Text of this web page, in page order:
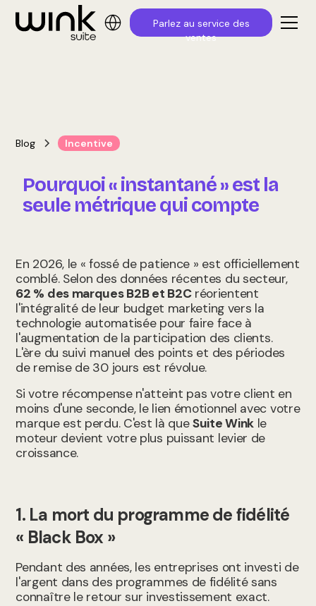
Parlez au service des
ventes
Blog Incentive
Pourquoi « instantané » est la
seule métrique qui compte
En 2026, le « fossé de patience » est officiellement
comblé. Selon des données récentes du secteur,
62 % des marques B2B et B2Créorientent
l'intégralité de leur budget marketing vers la
technologie automatisée pour faire face à
l'augmentation de la participation des clients.
L'ère du suivi manuel des points et des périodes
de remise de 30 jours est révolue.
Si votre récompense n'atteint pas votre client en
moins d'une seconde, le lien émotionnel avec votre
marque est perdu. C'est là queSuite Wink le
moteur devient votre plus puissant levier de
croissance.
1. La mort du programme de fidélité
« Black Box »
Pendant des années, les entreprises ont investi de
l'argent dans des programmes de fidélité sans
connaître le retour sur investissement exact.